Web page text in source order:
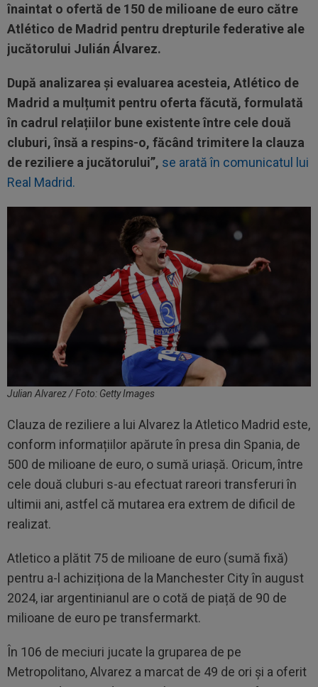
înaintat o ofertă de 150 de milioane de euro către
Atlético de Madrid pentru drepturile federative ale
jucătorului Julián Álvarez.
După analizarea și evaluarea acesteia, Atlético de
Madrid a mulțumit pentru oferta făcută, formulată
în cadrul relațiilor bune existente între cele două
cluburi, însă a respins-o, făcând trimitere la clauza
de reziliere a jucătorului”, se arată în comunicatul lui
Real Madrid.
Julian Alvarez / Foto: Getty Images
Clauza de reziliere a lui Alvarez la Atletico Madrid este,
conform informațiilor apărute în presa din Spania, de
500 de milioane de euro, o sumă uriașă. Oricum, între
cele două cluburi s-au efectuat rareori transferuri în
ultimii ani, astfel că mutarea era extrem de dificil de
realizat.
Atletico a plătit 75 de milioane de euro (sumă fixă)
pentru a-l achiziționa de la Manchester City în august
2024, iar argentinianul are o cotă de piață de 90 de
milioane de euro pe transfermarkt.
În 106 de meciuri jucate la gruparea de pe
Metropolitano, Alvarez a marcat de 49 de ori și a oferit